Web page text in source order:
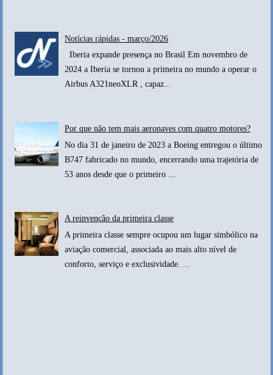
Notícias rápidas - março/2026
Iberia expande presença no Brasil Em novembro de
2024 a Iberia se tornou a primeira no mundo a operar o
Airbus A321neoXLR , capaz...
Por que não tem mais aeronaves com quatro motores?
No dia 31 de janeiro de 2023 a Boeing entregou o último
B747 fabricado no mundo, encerrando uma trajetória de
53 anos desde que o primeiro ...
A reinvenção da primeira classe
A primeira classe sempre ocupou um lugar simbólico na
aviação comercial, associada ao mais alto nível de
conforto, serviço e exclusividade. ...